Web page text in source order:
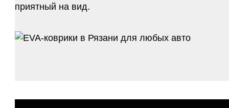
приятный на вид.